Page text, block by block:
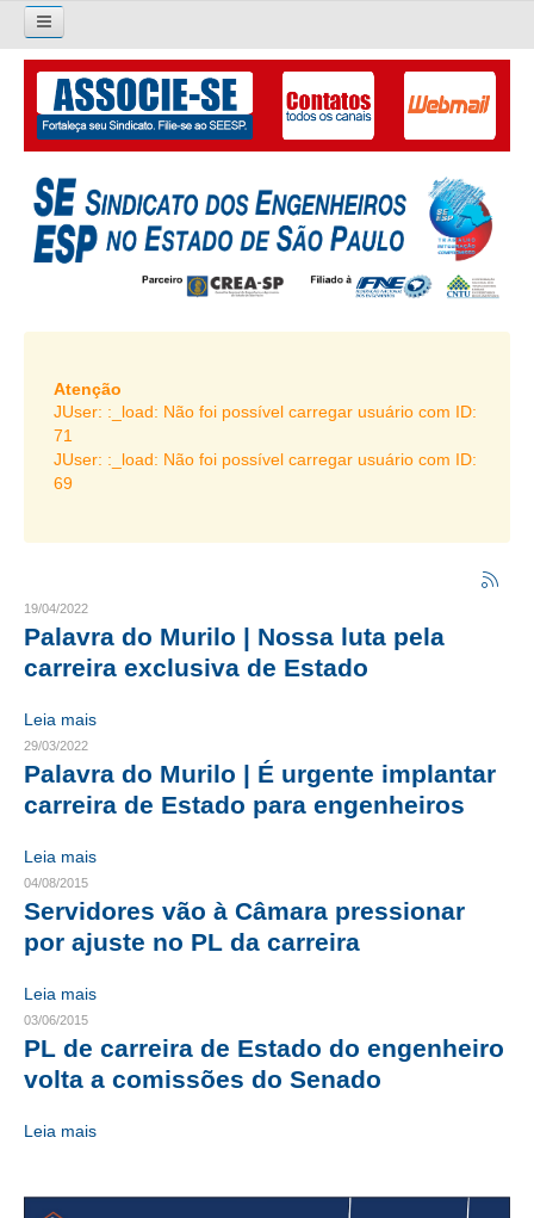
Pesquisar...
O SINDICATO
APRESENTAÇÃO
PALAVRA DO PRESIDENTE
DIRETORIA
LIVRO GESTÃO 2026-2029
SUBSEDES SINDICAIS
GALERIA EX-PRESIDENTES
CONSELHO TECNOLÓGICO
HISTÓRICO E ATUAÇÃO
COMPOSIÇÃO
CONSELHOS ASSESSORES
PERSONALIDADES DA TECNOLOGIA
TRANSPARÊNCIA
CONSULTORIA
CONTRIBUIÇÃO ASSOCIATIVA OU ANUIDADE DE SÓCIO
Atenção
JUser: :_load: Não foi possível carregar usuário com ID:
71
JUser: :_load: Não foi possível carregar usuário com ID:
69
19/04/2022
Palavra do Murilo | Nossa luta pela
carreira exclusiva de Estado
Leia mais
29/03/2022
Palavra do Murilo | É urgente implantar
carreira de Estado para engenheiros
Leia mais
04/08/2015
Servidores vão à Câmara pressionar
por ajuste no PL da carreira
Leia mais
03/06/2015
PL de carreira de Estado do engenheiro
volta a comissões do Senado
Leia mais